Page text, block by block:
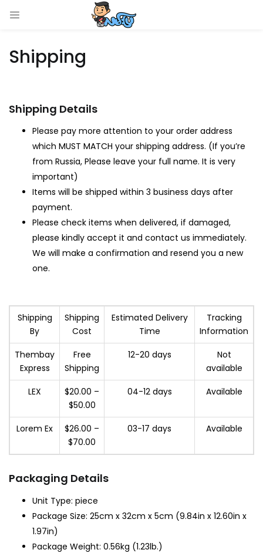
Shipping
Shipping Details
Please pay more attention to your order address
which MUST MATCH your shipping address. (If you’re
from Russia, Please leave your full name. It is very
important)
Items will be shipped within 3 business days after
payment.
Please check items when delivered, if damaged,
please kindly accept it and contact us immediately.
We will make a confirmation and resend you a new
one.
Shipping
By
Shipping
Cost
Estimated Delivery
Time
Tracking
Information
Thembay
Express
Free
Shipping
12-20 days
Not
available
LEX
$20.00 –
$50.00
04-12 days Available
Lorem Ex
$26.00 –
$70.00
03-17 days Available
Packaging Details
Unit Type: piece
Package Size: 25cm x 32cm x 5cm (9.84in x 12.60in x
1.97in)
Package Weight: 0.56kg (1.23lb.)
Enter your username and password to login.
Remember me
Login
Lost password?